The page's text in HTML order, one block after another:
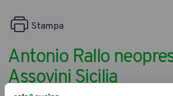
Antonio Rallo
Assovini Sicilia
Stampa